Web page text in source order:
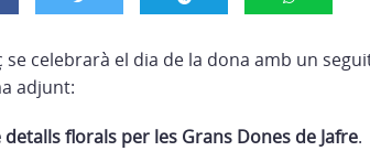
celebrarà el dia de la dona amb un
adjunt:
florals per les Grans Dones de Jafre.